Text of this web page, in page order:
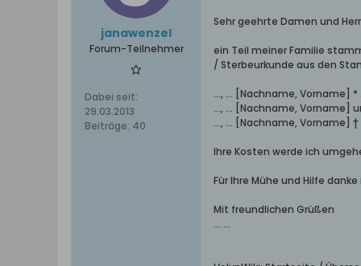
janawenzel
Forum-Teilnehmer
Dabei seit:
29.03.2013
Beiträge: 40
Sehr geehrte Damen und
ein Teil meiner Familie
/ Sterbeurkunde aus den
..., ... [Nachname, Vorname]
..., ... [Nachname, Vorname]
..., ... [Nachname, Vorname]
Ihre Kosten werde ich
Für Ihre Mühe und Hilfe
Mit freundlichen Grüßen
... ...